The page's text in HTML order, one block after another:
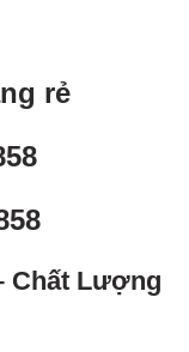
rẻ
Chất Lượng